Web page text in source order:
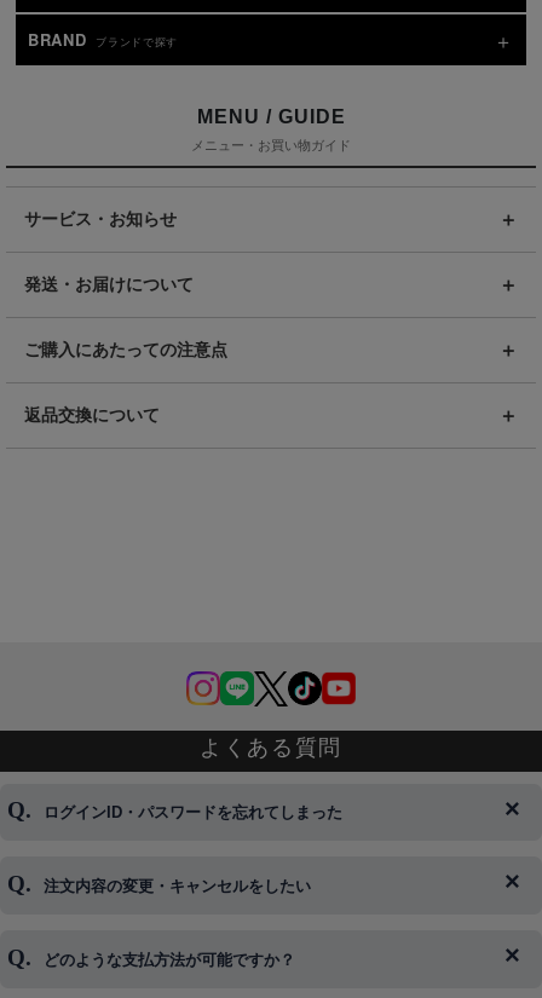
BRAND ブランドで探す
MENU / GUIDE
メニュー・お買い物ガイド
サービス・お知らせ
発送・お届けについて
ご購入にあたっての注意点
返品交換について
よくある質問
ログインID・パスワードを忘れてしまった
◆下記ページより、ログインIDの変更が可能です。
注文内容の変更・キャンセルをしたい
◆即日発送を行なっている関係上、午後以降のご連絡やキャンセル
どのような支払方法が可能ですか？